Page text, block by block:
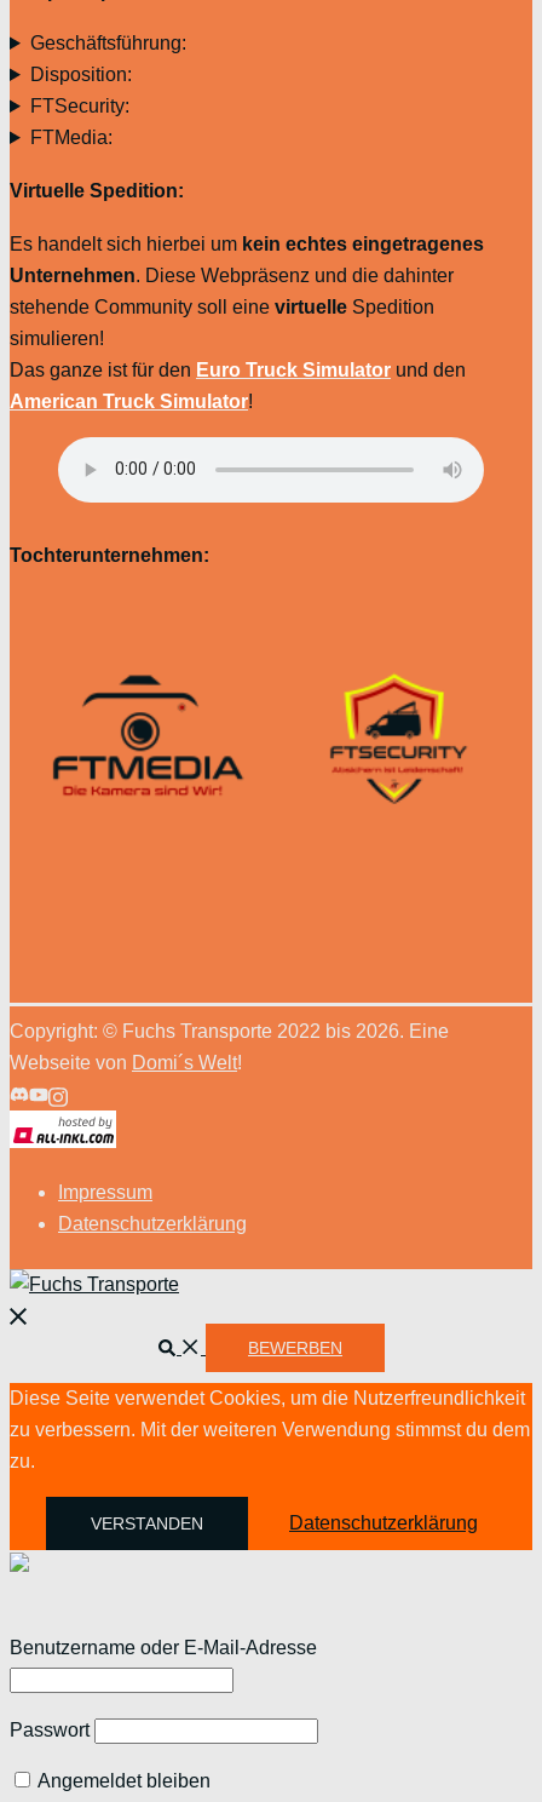
Geschäftsführung:
Disposition:
FTSecurity:
FTMedia:
Virtuelle Spedition:
Es handelt sich hierbei um kein echtes eingetragenes
Unternehmen. Diese Webpräsenz und die dahinter
stehende Community soll eine virtuelle Spedition
simulieren!
Das ganze ist für den Euro Truck Simulator und den
American Truck Simulator!
Tochterunternehmen:
Copyright: © Fuchs Transporte 2022 bis 2026. Eine
Webseite von Domi´s Welt!
Impressum
Datenschutzerklärung
Menü
Suche BEWERBEN
Diese Seite verwendet Cookies, um die Nutzerfreundlichkeit
zu verbessern. Mit der weiteren Verwendung stimmst du dem
zu.
VERSTANDEN Datenschutzerklärung
Benutzername oder E-Mail-Adresse
Passwort
Angemeldet bleiben